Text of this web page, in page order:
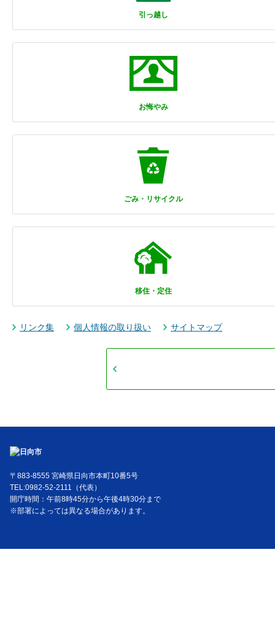
引っ越し
お悔やみ
ごみ・リサイクル
移住・定住
リンク集 個人情報の取り扱い サイトマップ
〒883-8555 宮崎県日向市本町10番5号
TEL:0982-52-2111（代表）
開庁時間：午前8時45分から午後4時30分まで
※部署によっては異なる場合があります。